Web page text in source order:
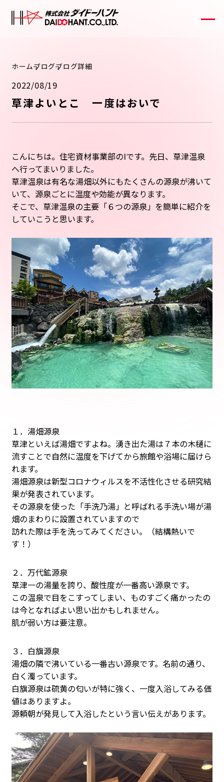
草津よいとこ 一度はおいで
2022/08/19
ホームブログブログ詳細
こんにちは。住宅資材事業部のIです。先日、草津温泉
へ行ってまいりました。
草津温泉は有名な湯畑以外にもたくさんの源泉が沸いて
いて、源泉ごとに温度や効能が異なります。
そこで、草津温泉の主要「６つの源泉」を簡単に紹介を
していこうと思います。
１．湯畑源泉
草津といえば湯畑ですよね。湧き出た湯は７本の木樋に
流すことで自然に温度を下げてから旅館や浴場に届けら
れます。
湯畑源泉は新型コロナウィルスを不活性化させる研究結
果が発表されています。
その源泉を使った「手洗乃湯」と呼ばれる手洗い場が湯
畑のまわりに設置されていますので
訪れた際は手を洗ってみてください。（結構熱いで
す！）
２．万代鉱源泉
草津一の湯量を誇り、酸性度が一番高い源泉です。
この温泉で目をこすってしまい、ものすごく痛かったの
は今となればよい思い出かもしれません。
肌が弱い方は要注意。
３．白旗源泉
湯畑の隣で沸いている一番古い源泉です。名前の通り、
白く濁っています。
白旗源泉は硫黄の匂いが特に強く、一度入浴してみる価
値はありますよ。
源頼朝が発見して入浴したという言い伝えがあります。